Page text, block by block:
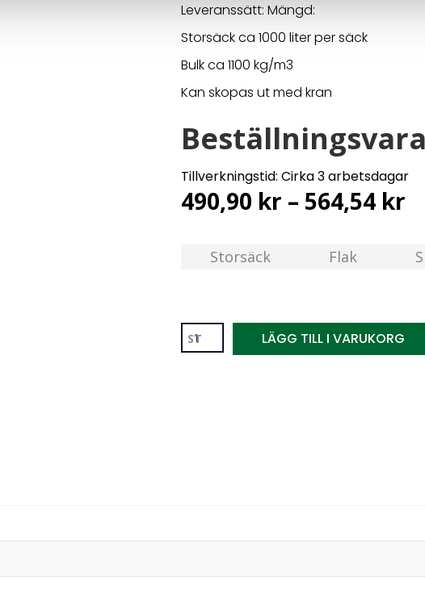
Leveranssätt: Mängd:
Storsäck ca 1000 liter per säck
Bulk ca 1100 kg/m3
Kan skopas ut med kran
Beställningsvara
Tillverkningstid: Cirka 3 arbetsdagar
490,90 kr – 564,54 kr
Storsäck Flak
LÄGG TILL I VARUKORG